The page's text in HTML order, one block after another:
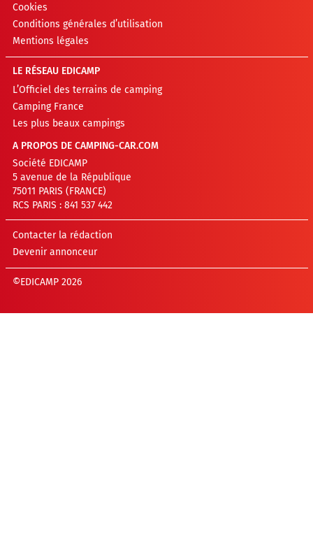
Cookies
Conditions générales d’utilisation
Mentions légales
LE RÉSEAU EDICAMP
L’Officiel des terrains de camping
Camping France
Les plus beaux campings
A PROPOS DE CAMPING-CAR.COM
Société EDICAMP
5 avenue de la République
75011 PARIS (FRANCE)
RCS PARIS : 841 537 442
Contacter la rédaction
Devenir annonceur
©EDICAMP 2026